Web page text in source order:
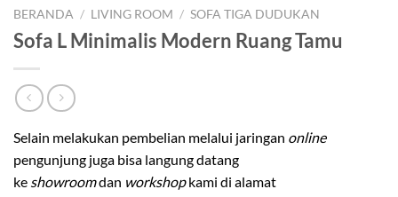
BERANDA / LIVING ROOM / SOFA TIGA DUDUKAN
Sofa L Minimalis Modern Ruang Tamu
Selain melakukan pembelian melalui jaringan online
pengunjung juga bisa langung datang
ke showroomdan workshopkami di alamat